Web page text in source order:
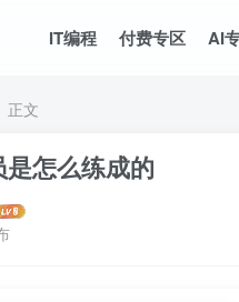
IT编程 付费专区 AI
正文
怎么练成的